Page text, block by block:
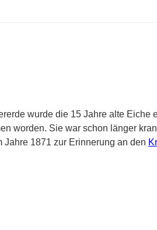
wurde die 15 Jahre alte
worden. Sie war schon länger
1871 zur Erinnerung an den